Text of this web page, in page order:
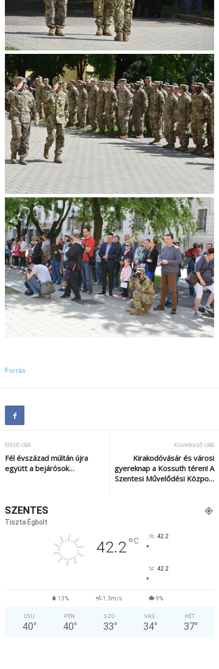
Forrás
Előző cikk
Fél évszázad múltán újra
együtt a bejárósok…
Következő cikk
Kirakodóvásár és városi
gyereknap a Kossuth téren! A
Szentesi Művelődési Közpo…
SZENTES
Tiszta Égbolt
42.2°C 42.2
°
42.2
°
13% 1.3m/s 9%
CSÜ
40°
PÉN
40°
SZO
33°
VAS
34°
HÉT
37°